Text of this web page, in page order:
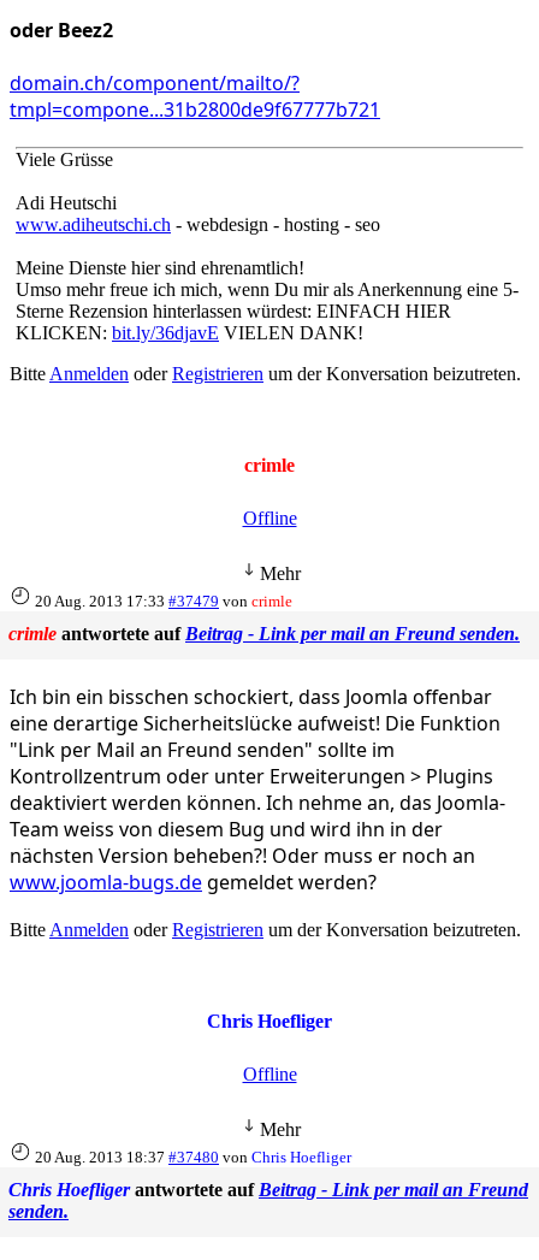
oder Beez2
domain.ch/component/mailto/?
tmpl=compone...31b2800de9f67777b721
Viele Grüsse
Adi Heutschi
www.adiheutschi.ch - webdesign - hosting - seo
Meine Dienste hier sind ehrenamtlich!
Umso mehr freue ich mich, wenn Du mir als Anerkennung eine 5-
Sterne Rezension hinterlassen würdest: EINFACH HIER
KLICKEN: bit.ly/36djavE VIELEN DANK!
Bitte Anmelden oderRegistrieren um der Konversation beizutreten.
crimle
Offline
Mehr
20 Aug. 2013 17:33 #37479 von crimle
crimle antwortete auf Beitrag - Link per mail an Freund senden.
Ich bin ein bisschen schockiert, dass Joomla offenbar
eine derartige Sicherheitslücke aufweist! Die Funktion
"Link per Mail an Freund senden" sollte im
Kontrollzentrum oder unter Erweiterungen > Plugins
deaktiviert werden können. Ich nehme an, das Joomla-
Team weiss von diesem Bug und wird ihn in der
nächsten Version beheben?! Oder muss er noch an
www.joomla-bugs.degemeldet werden?
Bitte Anmelden oderRegistrieren um der Konversation beizutreten.
Chris Hoefliger
Offline
Mehr
20 Aug. 2013 18:37 #37480 von Chris Hoefliger
Chris Hoefligerantwortete auf Beitrag - Link per mail an Freund
senden.